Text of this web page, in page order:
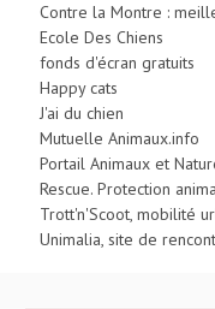
Contre la Montre :
Ecole Des Chiens
fonds d'écran gratuits
Happy cats
J'ai du chien
Mutuelle Animaux.info
Portail Animaux et
Rescue. Protection
Trott'n'Scoot, mobilité
Unimalia, site de